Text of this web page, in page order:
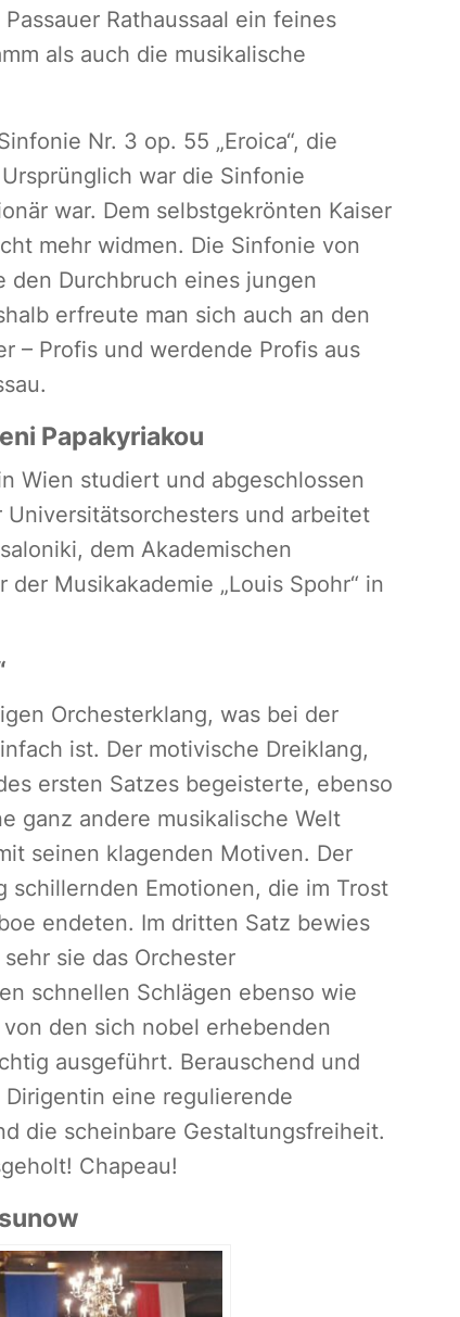
Rathaussaal ein feines
als auch die musikalische
Nr. 3 op. 55 „Eroica“, die
war die Sinfonie
war. Dem selbstgekrönten Kaiser
mehr widmen. Die Sinfonie von
den Durchbruch eines jungen
erfreute man sich auch an den
– Profis und werdende Profis aus
Papakyriakou
Wien studiert und abgeschlossen
und arbeitet
dem Akademischen
Musikakademie „Louis Spohr“ in
Orchesterklang, was bei der
ist. Der motivische Dreiklang,
ersten Satzes begeisterte, ebenso
ganz andere musikalische Welt
seinen klagenden Motiven. Der
schillernden Emotionen, die im Trost
endeten. Im dritten Satz bewies
sie das Orchester
schnellen Schlägen ebenso wie
den sich nobel erhebenden
ausgeführt. Berauschend und
eine regulierende
die scheinbare Gestaltungsfreiheit.
Chapeau!